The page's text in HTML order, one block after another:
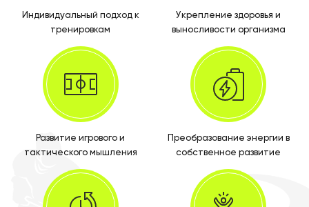
Индивидуальный подход к
тренировкам
Укрепление здоровья и
выносливости организма
Развитие игрового и
тактического мышления
Преобразование энергии в
собственное развитие